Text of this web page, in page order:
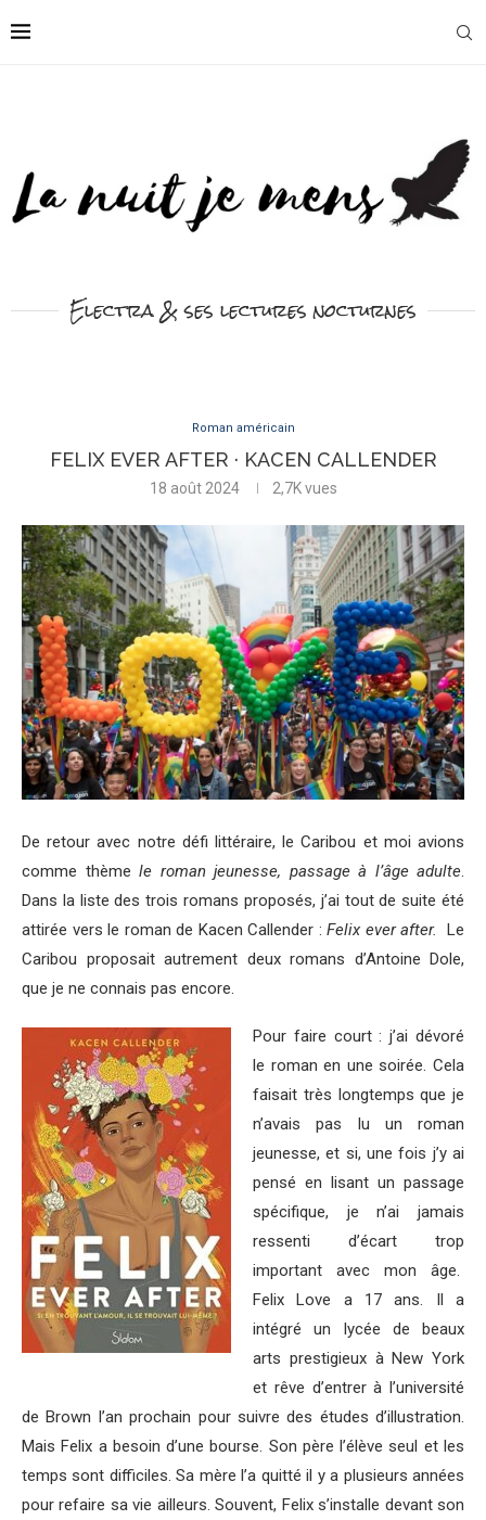
Electra & ses lectures nocturnes
Roman américain
FELIX EVER AFTER · KACEN CALLENDER
18 août 2024 2,7Kvues
De retour avec notre défi littéraire, le Caribou et moi avions
comme thème le roman jeunesse, passage à l’âge adulte.
Dans la liste des trois romans proposés, j’ai tout de suite été
attirée vers le roman de Kacen Callender : Felix ever after.
Le
Caribou proposait autrement deux romans d’Antoine Dole,
que je ne connais pas encore.
Pour faire court : j’ai dévoré
le roman en une soirée. Cela
faisait très longtemps que je
n’avais pas lu un roman
jeunesse, et si, une fois j’y ai
pensé en lisant un passage
spécifique, je n’ai jamais
ressenti d’écart trop
important avec mon âge.
Felix Love a 17 ans. Il a
intégré un lycée de beaux
arts prestigieux à New York
et rêve d’entrer à l’université
de Brown l’an prochain pour suivre des études d’illustration.
Mais Felix a besoin d’une bourse. Son père l’élève seul et les
temps sont difficiles. Sa mère l’a quitté il y a plusieurs années
pour refaire sa vie ailleurs. Souvent, Felix s’installe devant son